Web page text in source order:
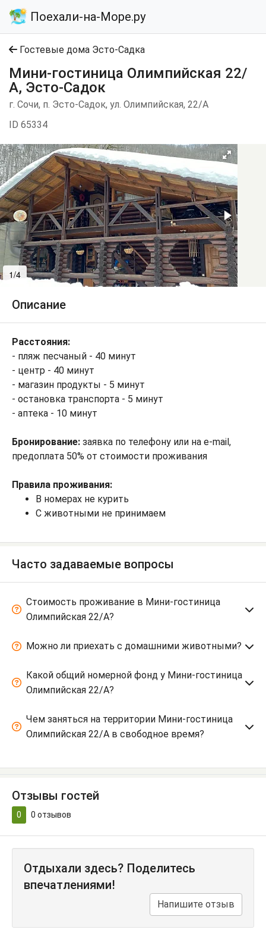
Поехали-на-Море.ру
Гостевые дома Эсто-Садка
Мини-гостиница Олимпийская 22/
А, Эсто-Садок
г. Сочи, п. Эсто-Садок, ул. Олимпийская, 22/А
ID 65334
1/4
Описание
Расстояния:
- пляж песчаный - 40 минут
- центр - 40 минут
- магазин продукты - 5 минут
- остановка транспорта - 5 минут
- аптека - 10 минут
Бронирование: заявка по телефону или на e-mail,
предоплата 50% от стоимости проживания
Правила проживания:
В номерах не курить
С животными не принимаем
Часто задаваемые вопросы
Стоимость проживание в Мини-гостиница
Олимпийская 22/А?
Можно ли приехать с домашними животными?
Какой общий номерной фонд у Мини-гостиница
Олимпийская 22/А?
Чем заняться на территории Мини-гостиница
Олимпийская 22/А в свободное время?
Отзывы гостей
0 0 отзывов
Отдыхали здесь? Поделитесь
впечатлениями!
Напишите отзыв